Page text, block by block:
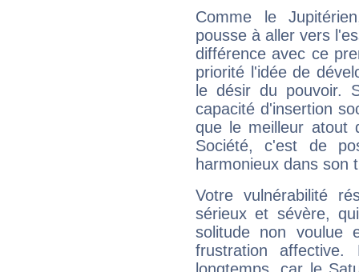
Comme le
pousse à aller vers
différence avec ce
priorité l'idée de
le désir du pouvoir.
capacité d'insertion
que le meilleur atout
Société, c'est de
harmonieux dans son
Votre vulnérabilité
sérieux et sévère,
solitude non voulue
frustration